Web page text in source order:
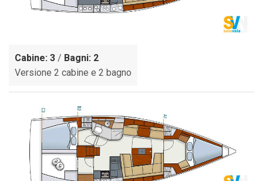
Cabine: 3 / Bagni: 2
Versione 2 cabine e 2 bagno